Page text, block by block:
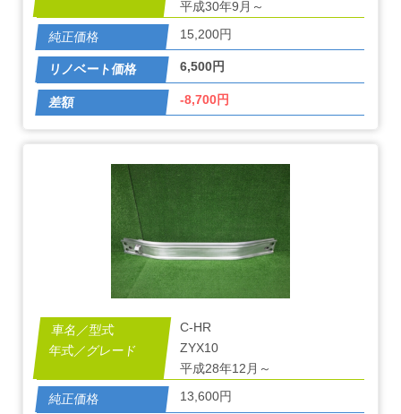
平成30年9月～
15,200円
6,500円
-8,700円
C-HR
ZYX10
平成28年12月～
13,600円